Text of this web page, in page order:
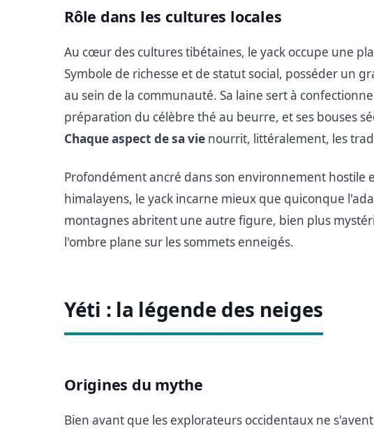
Rôle dans les cultures locales
Au cœur des cultures tibétaines, le yack occupe une
Symbole de richesse et de statut social, posséder un
au sein de la communauté. Sa laine sert à
préparation du célèbre thé au beurre, et ses bouses
Chaque aspect de sa vie nourrit, littéralement, les
Profondément ancré dans son environnement hostile
himalayens, le yack incarne mieux que quiconque
montagnes abritent une autre figure, bien plus
l'ombre plane sur les sommets enneigés.
Yéti : la légende des neiges
Origines du mythe
Bien avant que les explorateurs occidentaux ne